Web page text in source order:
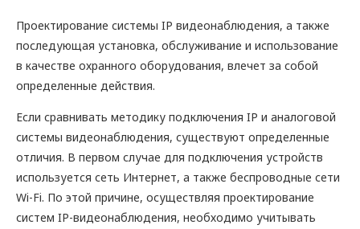
Проектирование системы IP видеонаблюдения, а также
последующая установка, обслуживание и использование
в качестве охранного оборудования, влечет за собой
определенные действия.
Если сравнивать методику подключения IP и аналоговой
системы видеонаблюдения, существуют определенные
отличия. В первом случае для подключения устройств
используется сеть Интернет, а также беспроводные сети
Wi-Fi. По этой причине, осуществляя проектирование
систем IP-видеонаблюдения, необходимо учитывать